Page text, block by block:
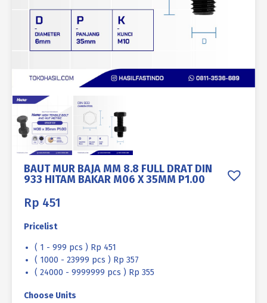
BAUT MUR BAJA MM 8.8 FULL DRAT DIN
933 HITAM BAKAR M06 X 35MM P1.00
Rp 451
Pricelist
( 1 - 999 pcs ) Rp 451
( 1000 - 23999 pcs ) Rp 357
( 24000 - 9999999 pcs ) Rp 355
Choose Units